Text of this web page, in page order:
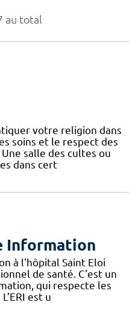
au total
votre religion dans
soins et le respect des
salle des cultes ou
dans cert
Information
à l'hôpital Saint Eloi
de santé. C'est un
qui respecte les
est u